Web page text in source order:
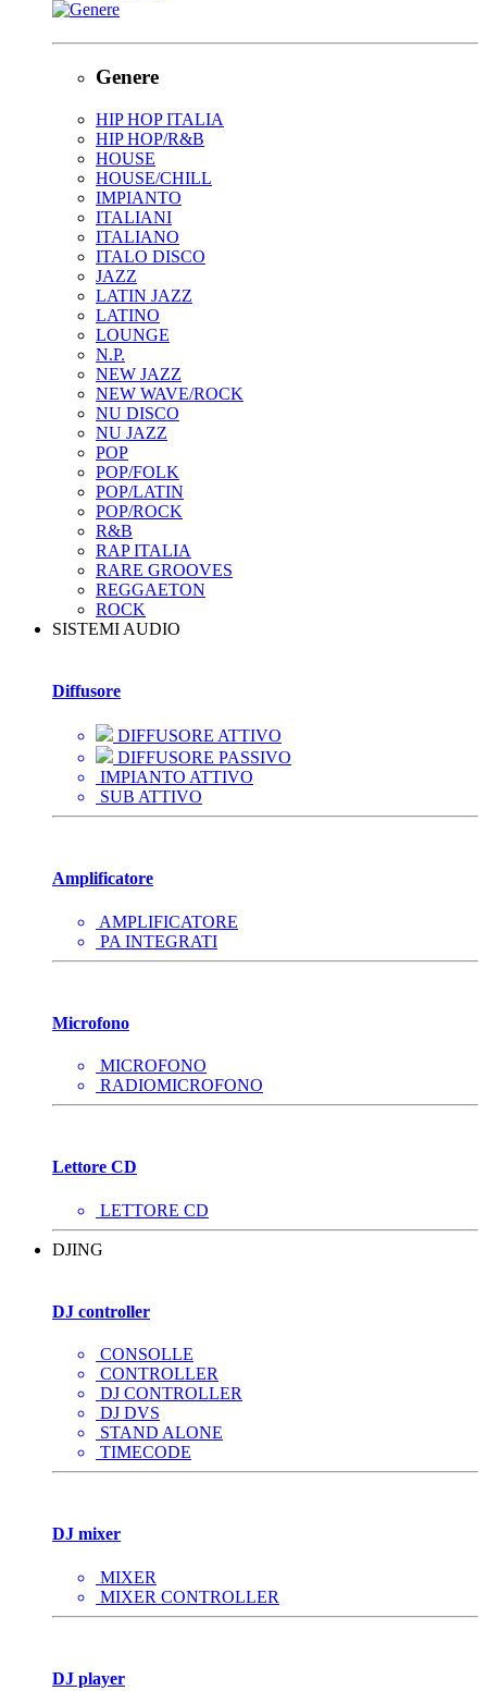
Genere
HIP HOP ITALIA
HIP HOP/R&B
HOUSE
HOUSE/CHILL
IMPIANTO
ITALIANI
ITALIANO
ITALO DISCO
JAZZ
LATIN JAZZ
LATINO
LOUNGE
N.P.
NEW JAZZ
NEW WAVE/ROCK
NU DISCO
NU JAZZ
POP
POP/FOLK
POP/LATIN
POP/ROCK
R&B
RAP ITALIA
RARE GROOVES
REGGAETON
ROCK
SISTEMI AUDIO
Diffusore
DIFFUSORE ATTIVO
DIFFUSORE PASSIVO
IMPIANTO ATTIVO
SUB ATTIVO
Amplificatore
AMPLIFICATORE
PA INTEGRATI
Microfono
MICROFONO
RADIOMICROFONO
Lettore CD
LETTORE CD
DJING
DJ controller
CONSOLLE
CONTROLLER
DJ CONTROLLER
DJ DVS
STAND ALONE
TIMECODE
DJ mixer
MIXER
MIXER CONTROLLER
DJ player